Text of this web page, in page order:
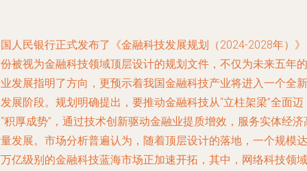
人民银行正式发布了《金融科技发展规划（2024-2028年）
被视为金融科技领域顶层设计的规划文件，不仅为未来五年的
发展指明了方向，更预示着我国金融科技产业将进入一个全新
展阶段。规划明确提出，要推动金融科技从“立柱架梁”全面迈
积厚成势”，通过技术创新驱动金融业提质增效，服务实体经济
发展。市场分析普遍认为，随着顶层设计的落地，一个规模达
亿级别的金融科技蓝海市场正加速开拓，其中，网络科技领域